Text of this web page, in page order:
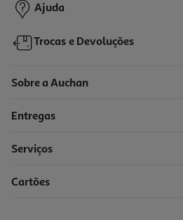
-20%
Ajuda
Trocas e Devoluções
Sobre a Auchan
Entregas
Serviços
Cartões